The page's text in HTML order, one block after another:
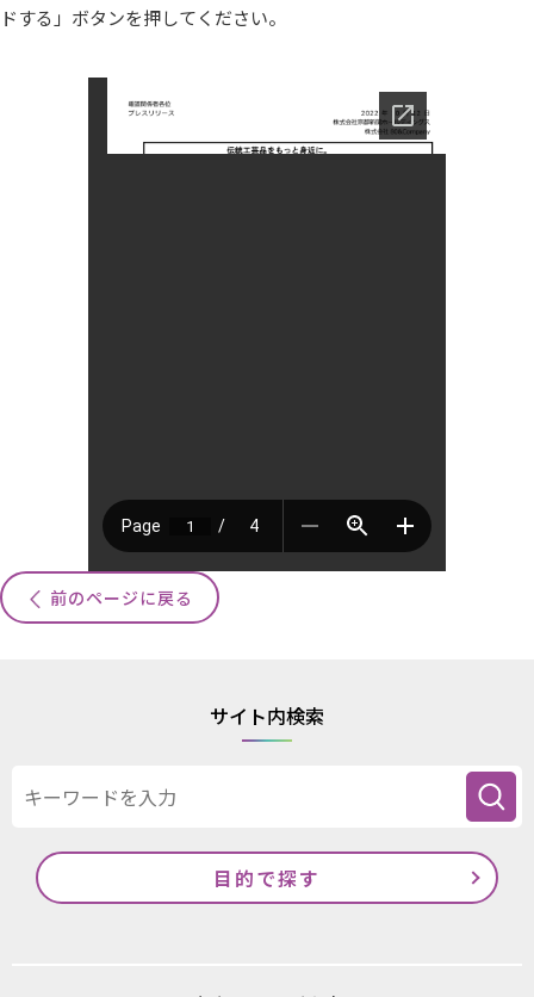
ドする」ボタンを押してください。
前のページに戻る
サイト内検索
目的で探す